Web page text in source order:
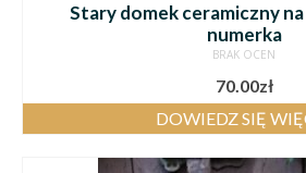
Stary domek ceramiczny
numerka
BRAK OCEN
70.00zł
DOWIEDZ SIĘ